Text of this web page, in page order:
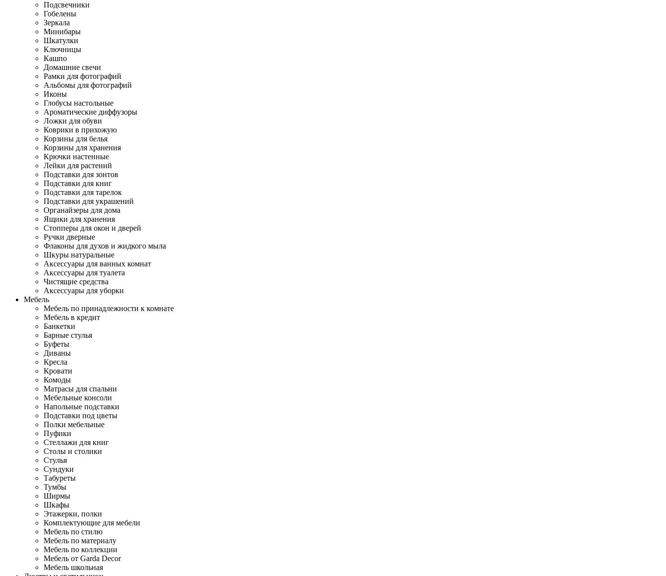
Подсвечники
Гобелены
Зеркала
Минибары
Шкатулки
Ключницы
Кашпо
Домашние свечи
Рамки для фотографий
Альбомы для фотографий
Иконы
Глобусы настольные
Ароматические диффузоры
Ложки для обуви
Коврики в прихожую
Корзины для белья
Корзины для хранения
Крючки настенные
Лейки для растений
Подставки для зонтов
Подставки для книг
Подставки для тарелок
Подставки для украшений
Органайзеры для дома
Ящики для хранения
Стопперы для окон и дверей
Ручки дверные
Флаконы для духов и жидкого мыла
Шкуры натуральные
Аксессуары для ванных комнат
Аксессуары для туалета
Чистящие средства
Аксессуары для уборки
Мебель
Мебель по принадлежности к комнате
Мебель в кредит
Банкетки
Барные стулья
Буфеты
Диваны
Кресла
Кровати
Комоды
Матрасы для спальни
Мебельные консоли
Напольные подставки
Подставки под цветы
Полки мебельные
Пуфики
Стеллажи для книг
Столы и столики
Стулья
Сундуки
Табуреты
Тумбы
Ширмы
Шкафы
Этажерки, полки
Комплектующие для мебели
Мебель по стилю
Мебель по материалу
Мебель по коллекции
Мебель от Garda Decor
Мебель школьная